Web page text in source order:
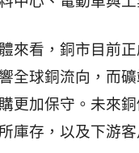
來看，銅市目前
全球銅流向，而
更加保守。未來
庫存，以及下游